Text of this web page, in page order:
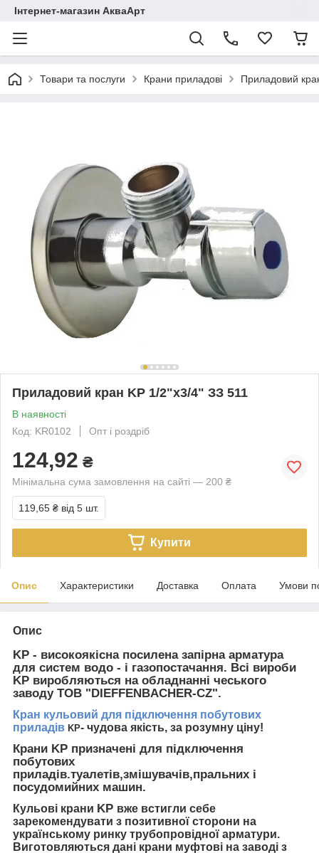
Інтернет-магазин АкваАрт
Товари та послуги Крани приладові Приладовий
Приладовий кран KP 1/2"х3/4" ЗЗ 511
В наявності
Код: KR0102
Опт і роздріб
124,92 ₴
Мінімальна сума замовлення на сайті — 200 ₴
119,65 ₴ від 5 шт.
Купити
Опис Характеристики Доставка Оплата Умови
Опис
KP - високоякісна посилена запірна арматура
для систем водо - і газопостачання. Всі вироби
KP виробляються на обладнанні чеського
заводу ТОВ "DIEFFENBACHER-CZ".
Кран кульовий для підключення побутових
приладів KP- чудова якість, за розумну ціну!
Крани KP призначені для підключення
побутових
приладів.туалетів,змішувачів,пральних і
посудомийних машин.
Кульові крани KP вже встигли себе
зарекомендувати з позитивної сторони на
українському ринку трубопровідної арматури.
Виготовляються дані крани муфтові на заводі з